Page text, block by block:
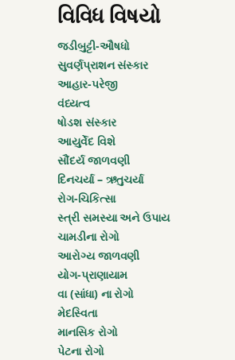
વિવિધ વિષયો
જડીબુટ્ટી-ઔષધો
સુવર્ણપ્રાશન સંસ્કાર
આહાર-પરેજી
વંધ્યત્વ
ષોડશ સંસ્કાર
આયુર્વેદ વિશે
સૌંદર્ય જાળવણી
દિનચર્યા – ઋતુચર્યા
રોગ-ચિકિત્સા
સ્ત્રી સમસ્યા અને ઉપાય
ચામડીના રોગો
આરોગ્ય જાળવણી
યોગ-પ્રાણાયામ
વા (સાંધા) ના રોગો
મેદસ્વિતા
માનસિક રોગો
પેટના રોગો